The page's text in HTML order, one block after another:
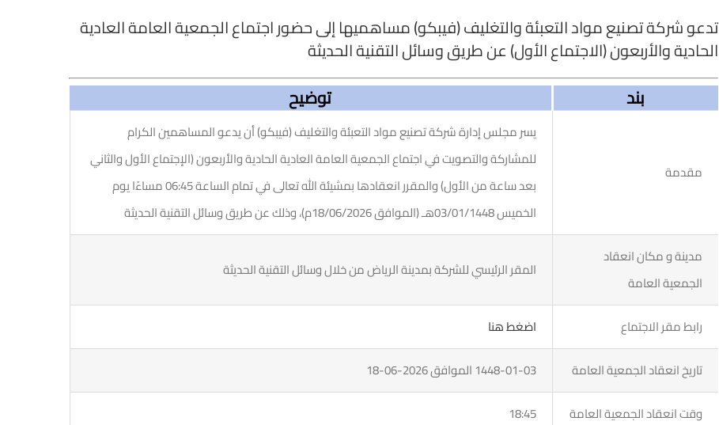
تدعو شركة تصنيع مواد التعبئة والتغليف (فيبكو) مساهميها إلى حضور اجتماع الجمعية العامة العادية
الحادية والأربعون (الاجتماع الأول) عن طريق وسائل التقنية الحديثة
بند توضيح
مقدمة
يسر مجلس إدارة شركة تصنيع مواد التعبئة والتغليف (فيبكو) أن يدعو المساهمين الكرام
للمشاركة والتصويت في اجتماع الجمعية العامة العادية الحادية والأربعون (الإجتماع الأول والثاني
بعد ساعة من الأول) والمقرر انعقادها بمشيئة الله تعالى في تمام الساعة 06:45 مساءًا يوم
الخميس 03/01/1448هـ (الموافق 18/06/2026م)، وذلك عن طريق وسائل التقنية الحديثة
مدينة و مكان انعقاد
الجمعية العامة
المقر الرئيسي للشركة بمدينة الرياض من خلال وسائل التقنية الحديثة
رابط مقر الاجتماع
اضغط هنا
تاريخ انعقاد الجمعية العامة
1448-01-03 الموافق 2026-06-18
وقت انعقاد الجمعية العامة
18:45